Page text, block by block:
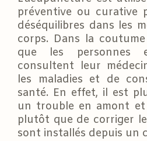
préventive ou curative
déséquilibres dans les
corps. Dans la
que les personnes
consultent leur
les maladies et de
santé. En effet, il est
un trouble en amont
plutôt que de corriger
sont installés depuis un